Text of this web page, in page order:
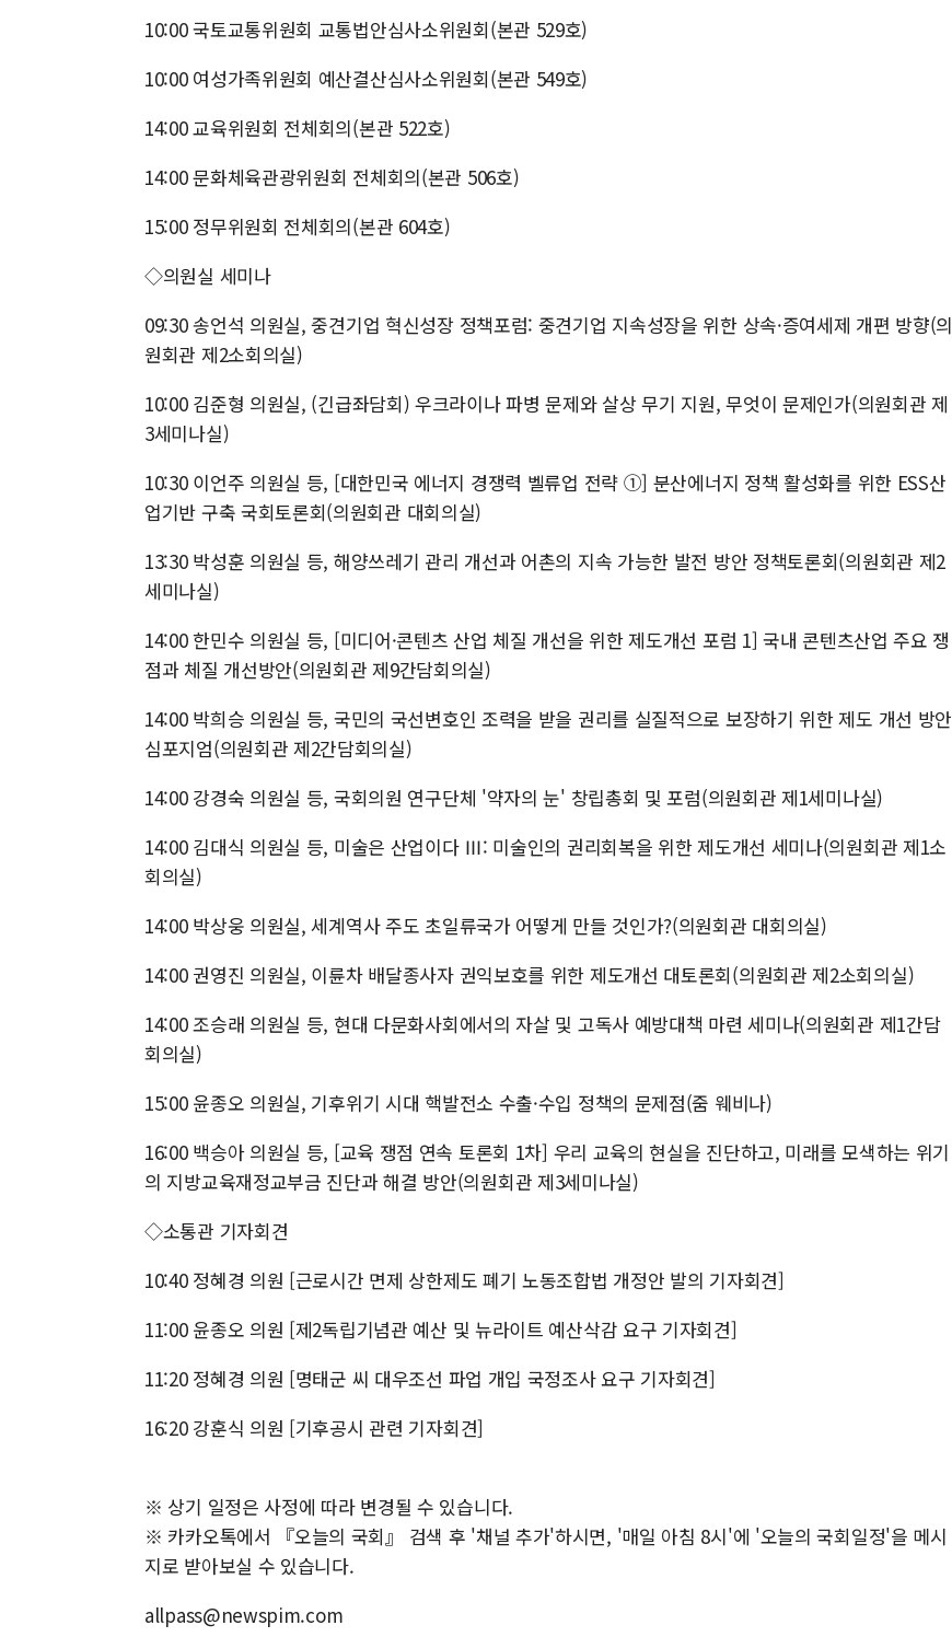
10:00 국토교통위원회 교통법안심사소위원회(본관 529호)
10:00 여성가족위원회 예산결산심사소위원회(본관 549호)
14:00 교육위원회 전체회의(본관 522호)
14:00 문화체육관광위원회 전체회의(본관 506호)
15:00 정무위원회 전체회의(본관 604호)
◇의원실 세미나
09:30 송언석 의원실, 중견기업 혁신성장 정책포럼: 중견기업 지속성장을 위한 상속·증여세제 개편 방향(의
원회관 제2소회의실)
10:00 김준형 의원실, (긴급좌담회) 우크라이나 파병 문제와 살상 무기 지원, 무엇이 문제인가(의원회관 제
3세미나실)
10:30 이언주 의원실 등, [대한민국 에너지 경쟁력 벨류업 전략 ①] 분산에너지 정책 활성화를 위한 ESS산
업기반 구축 국회토론회(의원회관 대회의실)
13:30 박성훈 의원실 등, 해양쓰레기 관리 개선과 어촌의 지속 가능한 발전 방안 정책토론회(의원회관 제2
세미나실)
14:00 한민수 의원실 등, [미디어·콘텐츠 산업 체질 개선을 위한 제도개선 포럼 1] 국내 콘텐츠산업 주요 쟁
점과 체질 개선방안(의원회관 제9간담회의실)
14:00 박희승 의원실 등, 국민의 국선변호인 조력을 받을 권리를 실질적으로 보장하기 위한 제도 개선 방안
심포지엄(의원회관 제2간담회의실)
14:00 강경숙 의원실 등, 국회의원 연구단체 '약자의 눈' 창립총회 및 포럼(의원회관 제1세미나실)
14:00 김대식 의원실 등, 미술은 산업이다 Ⅲ: 미술인의 권리회복을 위한 제도개선 세미나(의원회관 제1소
회의실)
14:00 박상웅 의원실, 세계역사 주도 초일류국가 어떻게 만들 것인가?(의원회관 대회의실)
14:00 권영진 의원실, 이륜차 배달종사자 권익보호를 위한 제도개선 대토론회(의원회관 제2소회의실)
14:00 조승래 의원실 등, 현대 다문화사회에서의 자살 및 고독사 예방대책 마련 세미나(의원회관 제1간담
회의실)
15:00 윤종오 의원실, 기후위기 시대 핵발전소 수출·수입 정책의 문제점(줌 웨비나)
16:00 백승아 의원실 등, [교육 쟁점 연속 토론회 1차] 우리 교육의 현실을 진단하고, 미래를 모색하는 위기
의 지방교육재정교부금 진단과 해결 방안(의원회관 제3세미나실)
◇소통관 기자회견
10:40 정혜경 의원 [근로시간 면제 상한제도 폐기 노동조합법 개정안 발의 기자회견]
11:00 윤종오 의원 [제2독립기념관 예산 및 뉴라이트 예산삭감 요구 기자회견]
11:20 정혜경 의원 [명태군 씨 대우조선 파업 개입 국정조사 요구 기자회견]
16:20 강훈식 의원 [기후공시 관련 기자회견]
※ 상기 일정은 사정에 따라 변경될 수 있습니다.
※ 카카오톡에서 『오늘의 국회』 검색 후 '채널 추가'하시면, '매일 아침 8시'에 '오늘의 국회일정'을 메시
지로 받아보실 수 있습니다.
allpass@newspim.com